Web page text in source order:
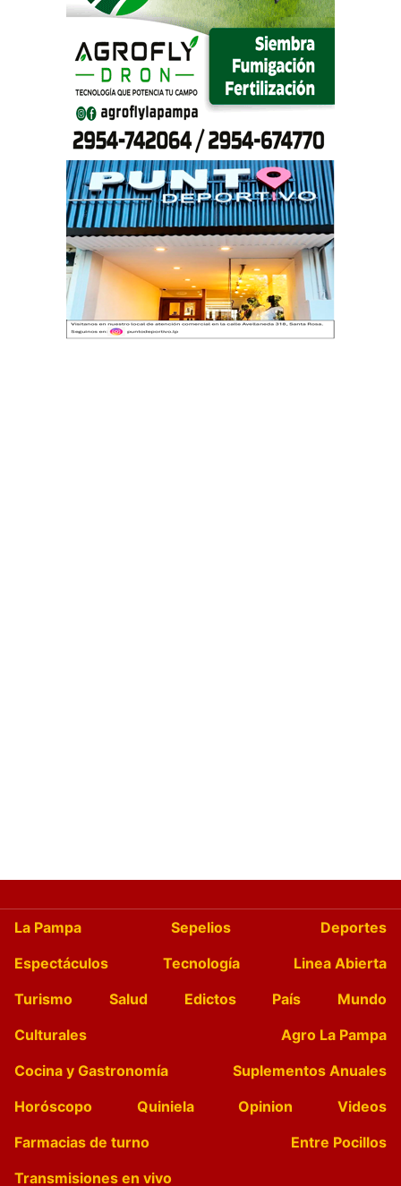
La Pampa Sepelios
Deportes
Espectáculos
Tecnología
Linea Abierta
Turismo
Salud Edictos País
Mundo
Culturales
Agro La Pampa
Cocina y Gastronomía
Suplementos Anuales
Horóscopo
Quiniela Opinion
Videos
Farmacias de turno
Entre Pocillos
Transmisiones en vivo